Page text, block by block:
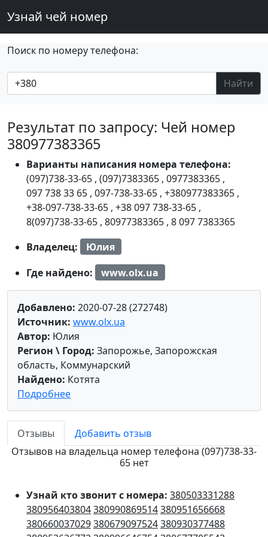
Узнай чей номер
Поиск по номеру телефона:
Найти
Результат по запросу: Чей номер
380977383365
Варианты написания номера телефона:
(097)738-33-65 , (097)7383365 , 0977383365 ,
097 738 33 65 , 097-738-33-65 , +380977383365 ,
+38-097-738-33-65 , +38 097 738-33-65 ,
8(097)738-33-65 , 80977383365 , 8 097 7383365
Владелец:
Юлия
Где найдено:
www.olx.ua
Добавлено: 2020-07-28 (272748)
Источник: www.olx.ua
Автор: Юлия
Регион \ Город: Запорожье, Запорожская
область, Коммунарский
Найдено: Котята
Подробнее
Отзывы
Добавить отзыв
Отзывов на владельца номер телефона (097)738-33-
65 нет
Узнай кто звонит с номера: 380503331288
380956403804380990869514380951656668
380660037029380679097524380930377488